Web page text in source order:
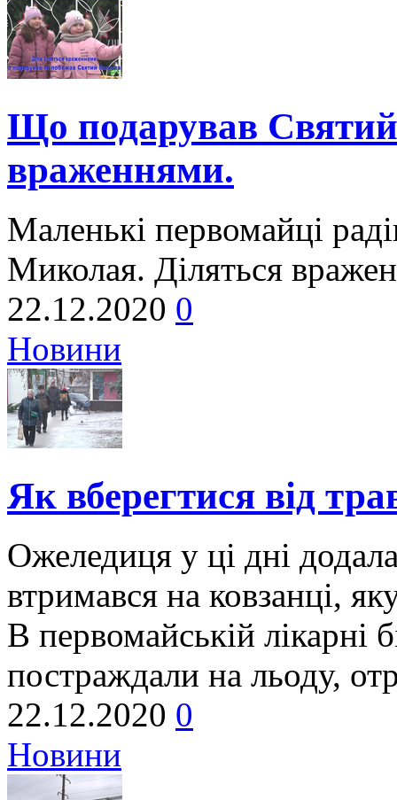
Що подарував
враженнями.
Маленькі первомайці
Миколая. Діляться
22.12.2020 0
Новини
Як вберегтися від
Ожеледиця у ці дні
втримався на ковзанці,
В первомайській лікарні
постраждали на льоду,
22.12.2020 0
Новини